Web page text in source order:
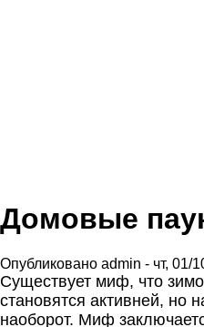
Домовые
Опубликовано admin - чт, 01/
Существует миф, что
становятся активней, но
наоборот. Миф